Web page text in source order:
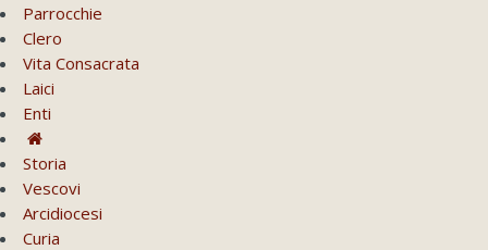
Parrocchie
Clero
Vita Consacrata
Laici
Enti
Storia
Vescovi
Arcidiocesi
Curia